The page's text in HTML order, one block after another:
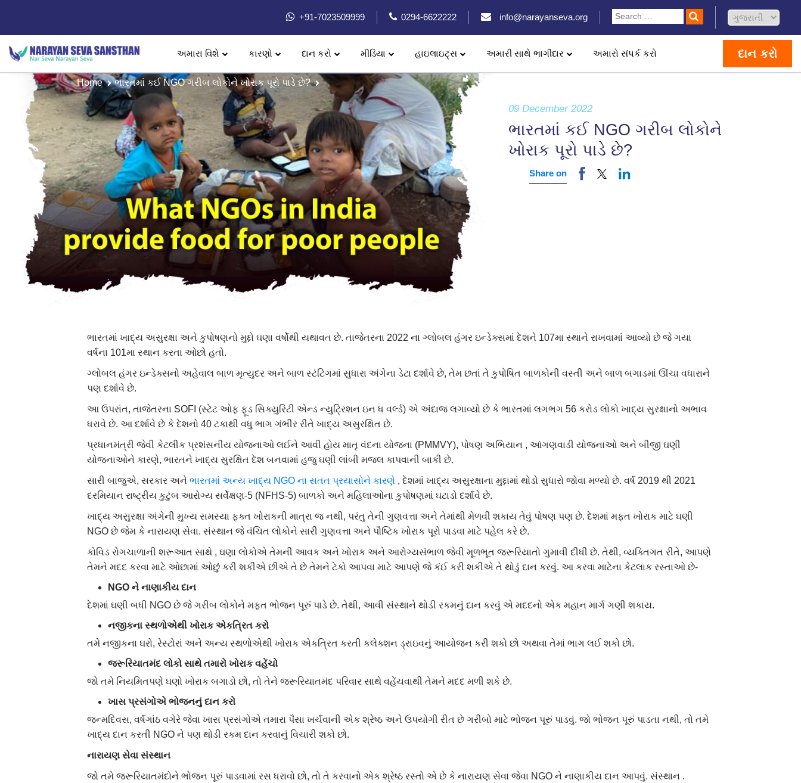
+91-7023509999 0294-6622222 info@narayanseva.org
અમારા વિશે કારણો દાન કરો મીડિયા હાઇલાઇટ્સ અમારી સાથે ભાગીદાર અમારો સંપર્ક કરો દાન કરો
Home ભારતમાં કઈ NGO ગરીબ લોકોને ખોરાક પૂરો પાડે છે?
09 December 2022
ભારતમાં કઈ NGO ગરીબ લોકોને
ખોરાક પૂરો પાડે છે?
Share on
ભારતમાં ખાદ્ય અસુરક્ષા અને કુપોષણનો મુદ્દો ઘણા વર્ષોથી યથાવત છે. તાજેતરના 2022 ના ગ્લોબલ હંગર ઇન્ડેક્સમાં દેશને 107મા સ્થાને રાખવામાં આવ્યો છે જે ગયા
વર્ષના 101મા સ્થાન કરતા ઓછો હતો.
ગ્લોબલ હંગર ઇન્ડેક્સનો અહેવાલ બાળ મૃત્યુદર અને બાળ સ્ટંટિંગમાં સુધારા અંગેના ડેટા દર્શાવે છે, તેમ છતાં તે કુપોષિત બાળકોની વસ્તી અને બાળ બગાડમાં ઊંચા વધારાને
પણ દર્શાવે છે.
આ ઉપરાંત, તાજેતરના SOFI (સ્ટેટ ઓફ ફૂડ સિક્યુરિટી એન્ડ ન્યુટ્રિશન ઇન ધ વર્લ્ડ) એ અંદાજ લગાવ્યો છે કે ભારતમાં લગભગ 56 કરોડ લોકો ખાદ્ય સુરક્ષાનો અભાવ
ધરાવે છે. આ દર્શાવે છે કે દેશનો 40 ટકાથી વધુ ભાગ ગંભીર રીતે ખાદ્ય અસુરક્ષિત છે.
પ્રધાનમંત્રી જેવી કેટલીક પ્રશંસનીય યોજનાઓ લઈને આવી હોય માતૃ વંદના યોજના (PMMVY), પોષણ અભિયાન , આંગણવાડી યોજનાઓ અને બીજી ઘણી
યોજનાઓને કારણે, ભારતને ખાદ્ય સુરક્ષિત દેશ બનવામાં હજુ ઘણી લાંબી મજલ કાપવાની બાકી છે.
સારી બાજુએ, સરકાર અનેભારતમાં અન્ય ખાદ્ય NGO ના સતત પ્રયાસોને કારણે , દેશમાં ખાદ્ય અસુરક્ષાના મુદ્દામાં થોડો સુધારો જોવા મળ્યો છે. વર્ષ 2019 થી 2021
દરમિયાન રાષ્ટ્રીય કુટુંબ આરોગ્ય સર્વેક્ષણ-5 (NFHS-5) બાળકો અને મહિલાઓના કુપોષણમાં ઘટાડો દર્શાવે છે.
ખાદ્ય અસુરક્ષા અંગેની મુખ્ય સમસ્યા ફક્ત ખોરાકની માત્રા જ નથી, પરંતુ તેની ગુણવત્તા અને તેમાંથી મેળવી શકાય તેવું પોષણ પણ છે. દેશમાં મફત ખોરાક માટે ઘણી
NGO છે જેમ કે નારાયણ સેવા. સંસ્થાન જે વંચિત લોકોને સારી ગુણવત્તા અને પૌષ્ટિક ખોરાક પૂરો પાડવા માટે પહેલ કરે છે.
કોવિડ રોગચાળાની શરૂઆત સાથે , ઘણા લોકોએ તેમની આવક અને ખોરાક અને આરોગ્યસંભાળ જેવી મૂળભૂત જરૂરિયાતો ગુમાવી દીધી છે. તેથી, વ્યક્તિગત રીતે, આપણે
તેમને મદદ કરવા માટે ઓછામાં ઓછું કરી શકીએ છીએ તે છે તેમને ટેકો આપવા માટે આપણે જે કંઈ કરી શકીએ તે થોડું દાન કરવું. આ કરવા માટેના કેટલાક રસ્તાઓ છે-
NGOને નાણાકીય દાન
દેશમાં ઘણી બધી NGO છે જે ગરીબ લોકોને મફત ભોજન પૂરું પાડે છે. તેથી, આવી સંસ્થાને થોડી રકમનું દાન કરવું એ મદદનો એક મહાન માર્ગ ગણી શકાય.
નજીકના સ્થળોએથી ખોરાક એકત્રિત કરો
તમે નજીકના ઘરો, રેસ્ટોરાં અને અન્ય સ્થળોએથી ખોરાક એકત્રિત કરતી કલેક્શન ડ્રાઇવનું આયોજન કરી શકો છો અથવા તેમાં ભાગ લઈ શકો છો.
જરૂરિયાતમંદ લોકો સાથે તમારો ખોરાક વહેંચો
જો તમે નિયમિતપણે ઘણો ખોરાક બગાડો છો, તો તેને જરૂરિયાતમંદ પરિવાર સાથે વહેંચવાથી તેમને મદદ મળી શકે છે.
ખાસ પ્રસંગોએ ભોજનનું દાન કરો
જન્મદિવસ, વર્ષગાંઠ વગેરે જેવા ખાસ પ્રસંગોએ તમારા પૈસા ખર્ચવાની એક શ્રેષ્ઠ અને ઉપયોગી રીત છે ગરીબો માટે ભોજન પૂરું પાડવું. જો ભોજન પૂરું પાડતા નથી, તો તમે
ખાદ્ય દાન કરતી NGO ને પણ થોડી રકમ દાન કરવાનું વિચારી શકો છો.
નારાયણ સેવા સંસ્થાન
જો તમે જરૂરિયાતમંદોને ભોજન પૂરું પાડવામાં રસ ધરાવો છો, તો તે કરવાનો એક શ્રેષ્ઠ રસ્તો એ છે કે નારાયણ સેવા જેવા NGO ને નાણાકીય દાન આપવું. સંસ્થાન .